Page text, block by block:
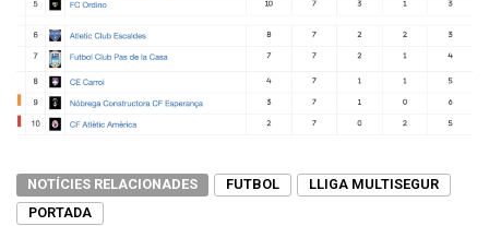
NOTÍCIES RELACIONADES FUTBOL
LLIGA MULTISEGUR
PORTADA